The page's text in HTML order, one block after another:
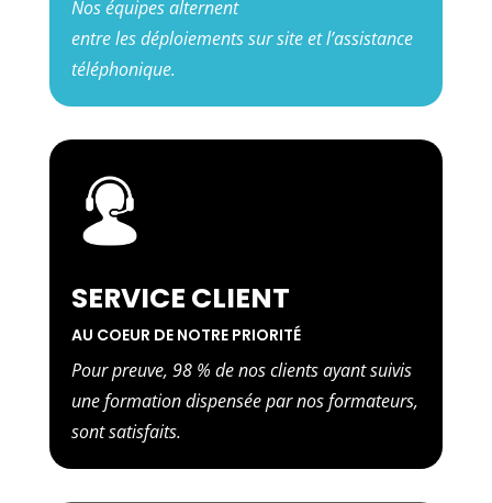
Nos équipes alternent
entre les déploiements sur site etl’assistance
téléphonique.
SERVICE CLIENT
AU COEUR DE NOTRE PRIORITÉ
Pour preuve, 98 % de nos clients ayant suivis
une formation dispensée par nos formateurs,
sont satisfaits.